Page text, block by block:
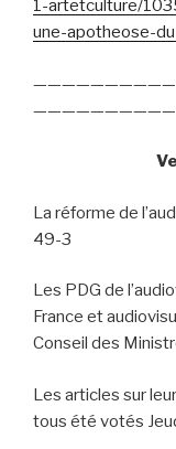
1-artetculture/
une-apotheose-
La réforme de
49-3
Les PDG de
France et
Conseil des
Les articles sur
tous été votés